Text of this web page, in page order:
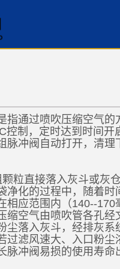
通过喷吹压缩空气的
制，定时达到时间开
冲阀自动打开，清理
粒直接落入灰斗或灰
化的过程中，随着时
相应范围内（140--
缩空气由喷吹管各孔
落入灰斗，经排灰系
滤风速大、入口粉尘
冲阀易损的使用寿命